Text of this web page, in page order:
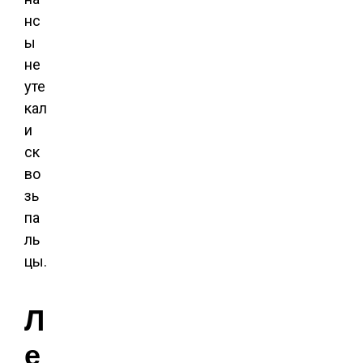
нс
ы
не
уте
кал
и
ск
во
зь
па
ль
цы.
Л
е